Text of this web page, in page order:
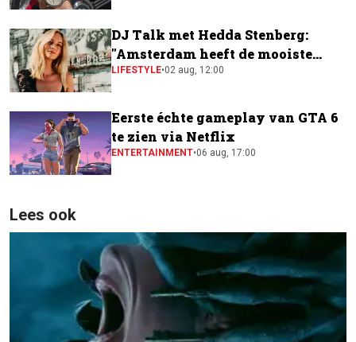
DJ Talk met Hedda Stenberg:
"Amsterdam heeft de mooiste
festivalscene van Europa"
LIFESTYLE•02 aug, 12:00
Eerste échte gameplay van GTA 6
te zien via Netflix
ENTERTAINMENT•06 aug, 17:00
Lees ook